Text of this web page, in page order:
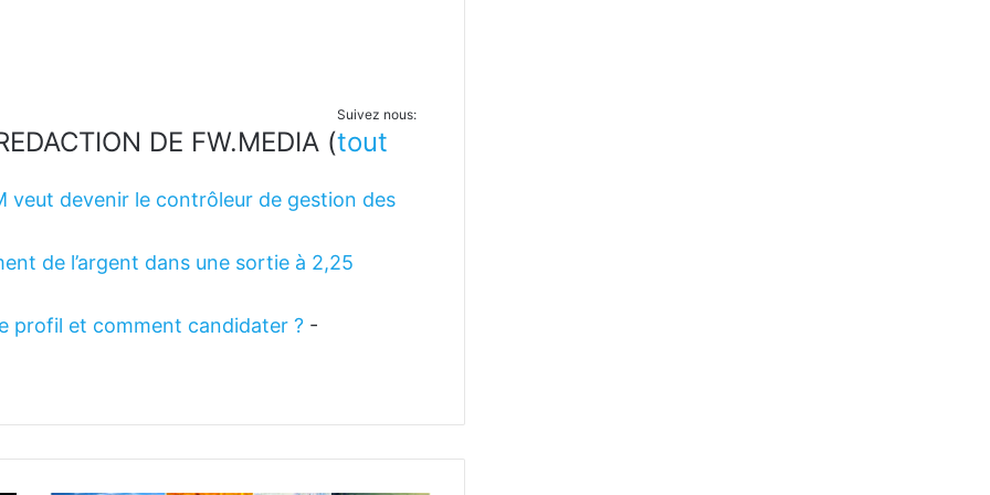
Suivez nous:
DE FW.MEDIA (tout
veut devenir le contrôleur de gestion des
de l’argent dans une sortie à 2,25
profil et comment candidater ? -